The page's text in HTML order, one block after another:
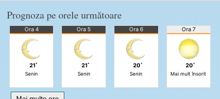
Prognoza pe orele următoare
Ora 4
21˚
Senin
Ora 5
21˚
Senin
Ora 6
20˚
Senin
Ora 7
20˚
Mai mult însorit